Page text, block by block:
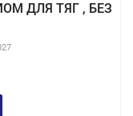
ДЛЯ ТЯГ , БЕЗ